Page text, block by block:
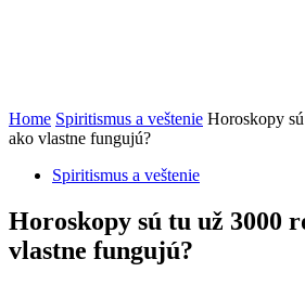
Home Spiritismus a veštenie Horoskopy
ako vlastne fungujú?
Spiritismus a veštenie
Horoskopy sú tu už 3000
vlastne fungujú?